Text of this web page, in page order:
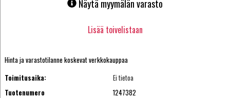
Näytä myymälän varasto
Lisää toivelistaan
Hinta ja varastotilanne koskevat verkkokauppaa
Toimitusaika:
Ei tietoa
Tuotenumero
1247382